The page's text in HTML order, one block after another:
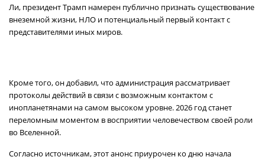
Ли, президент Трамп намерен публично признать существование
внеземной жизни, НЛО и потенциальный первый контакт с
представителями иных миров.
Кроме того, он добавил, что администрация рассматривает
протоколы действий в связи с возможным контактом с
инопланетянами на самом высоком уровне. 2026 год станет
переломным моментом в восприятии человечеством своей роли
во Вселенной.
Согласно источникам, этот анонс приурочен ко дню начала